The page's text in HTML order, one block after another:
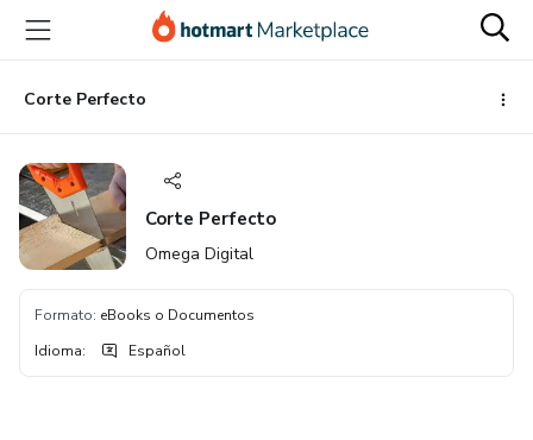
principal
página
de
página
Corte Perfecto
Corte Perfecto
Omega Digital
Formato: eBooks o Documentos
Idioma: Español